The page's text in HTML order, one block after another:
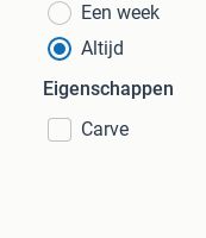
Een week
Altijd
Eigenschappen
Carve